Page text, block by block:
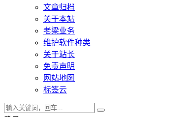
文章归档
关于本站
老梁业务
维护软件种类
关于站长
免责声明
网站地图
标签云